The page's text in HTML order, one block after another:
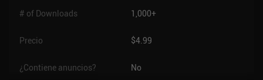
# of Downloads 1,000+
Precio $4.99
¿Contiene anuncios? No